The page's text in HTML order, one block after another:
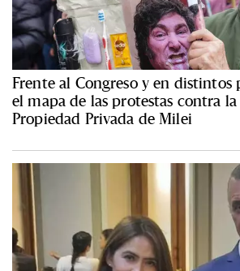
Frente al Congreso y en distintos
el mapa de las protestas contra
Propiedad Privada de Milei